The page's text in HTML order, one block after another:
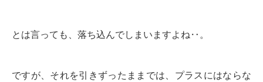
とは言っても、落ち込んでしまいますよね‥。
ですが、それを引きずったままでは、プラスにはならな